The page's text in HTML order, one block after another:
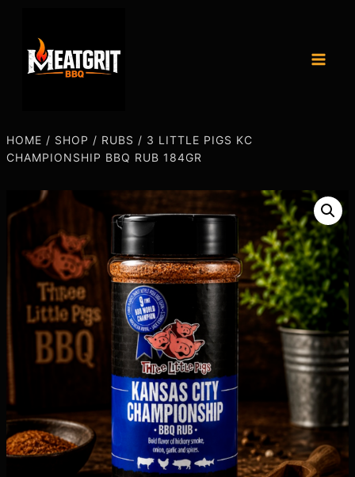
HOME / SHOP / RUBS / 3 LITTLE PIGS KC
CHAMPIONSHIP BBQ RUB 184GR